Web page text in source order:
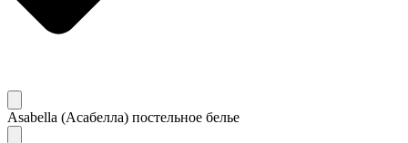
Asabella (Асабелла) постельное белье